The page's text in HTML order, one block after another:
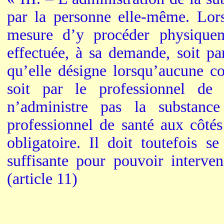
par la personne elle-même.
mesure d’y procéder
effectuée, à sa demande, soit
qu’elle désigne lorsqu’aucune
soit par le professionnel de
n’administre pas la
professionnel de santé aux
obligatoire. Il doit toutefois
suffisante pour pouvoir
(article 11)